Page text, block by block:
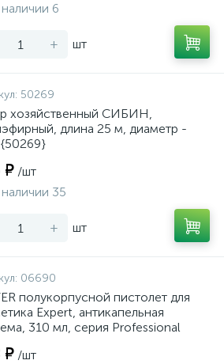
6
+ шт
50269
хозяйственный СИБИН,
длина 25 м, диаметр -
₽ /шт
35
+ шт
06690
полукорпусной пистолет для
Expert, антикапельная
310 мл, серия Professional
₽ /шт